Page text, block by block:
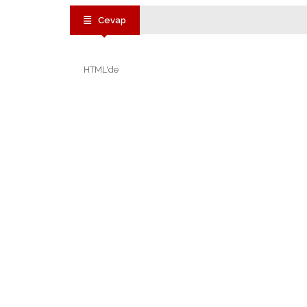
Cevap
HTML'de